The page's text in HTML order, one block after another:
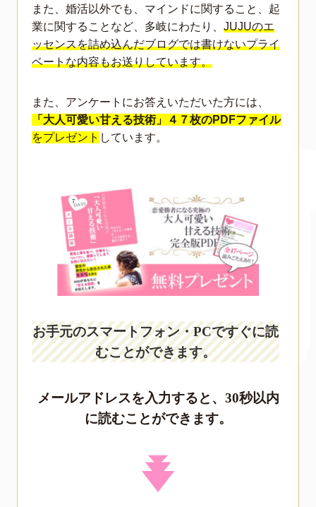
また、婚活以外でも、マインドに関すること、起
業に関することなど、多岐にわたり、 JUJUのエ
ッセンスを詰め込んだブログでは書けないプライ
ベートな内容もお送りしています。
また、アンケートにお答えいただいた方には、
「大人可愛い甘える技術」４７枚のPDFファイル
をプレゼント しています。
お手元のスマートフォン・PCですぐに読
むことができます。
メールアドレスを入力すると、30秒以内
に読むことができます。